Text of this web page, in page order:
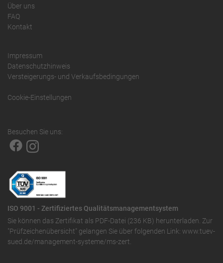
Über uns
FAQ
Kontakt
Impressum
Datenschutzhinweis
Versteigerungs- und Verkaufsbedingungen
Cookie-Einstellungen
Besuchen Sie uns:
ISO 9001 - Zertifiziertes Qualitätsmanagementsystem
Sie können das Zertifikat als PDF-Datei (236 KB) herunterladen. Zur
"Prüfzeichenübersicht" gelangen Sie über folgenden Link: www.tuev-
sued.de/management-systeme/ms-zert